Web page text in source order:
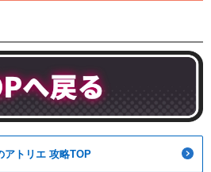
アトリエ 攻略TOP